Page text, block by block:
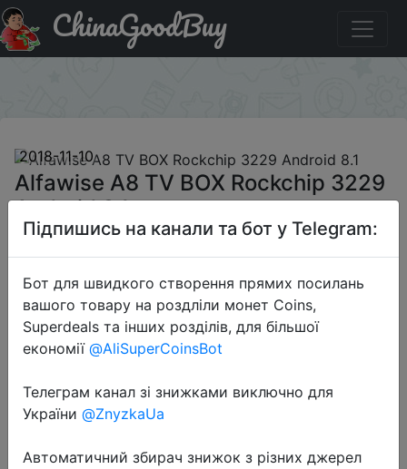
Код на знижку 1111alfawiseA8 Alfawise A8 TV BOX
Rockchip 3229 Android 8.1
ChinaGoodBuy
2018-11-10
Alfawise A8 TV BOX Rockchip 3229
Android 8.1
$19.99
Промокод:"1111alfawiseA8"
Підпишись на канали та бот у Telegram:
Бот для швидкого створення прямих посилань
вашого товару на роздліли монет Coins,
Superdeals та інших розділів, для більшої
економії @AliSuperCoinsBot
Телеграм канал зі знижками виключно для
України @ZnyzkaUa
Автоматичний збирач знижок з різних джерел